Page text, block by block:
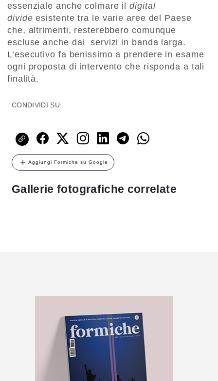
essenziale anche colmare ildigital
divideesistente tra le varie aree del Paese
che, altrimenti, resterebbero comunque
escluse anche dai servizi in banda larga.
L’esecutivo fa benissimo a prendere in esame
ogni proposta di intervento che risponda a tali
finalità.
CONDIVIDI SU:
Aggiungi Formiche su Google
Gallerie fotografiche correlate